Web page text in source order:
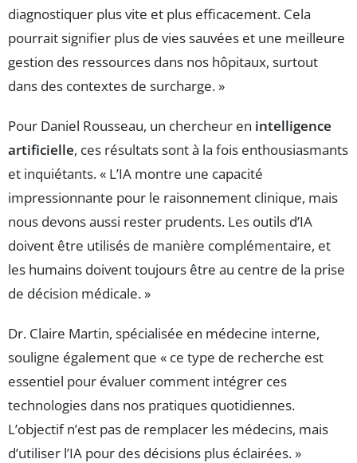
diagnostiquer plus vite et plus efficacement. Cela
pourrait signifier plus de vies sauvées et une meilleure
gestion des ressources dans nos hôpitaux, surtout
dans des contextes de surcharge. »
Pour Daniel Rousseau, un chercheur en intelligence
artificielle, ces résultats sont à la fois enthousiasmants
et inquiétants. « L’IA montre une capacité
impressionnante pour le raisonnement clinique, mais
nous devons aussi rester prudents. Les outils d’IA
doivent être utilisés de manière complémentaire, et
les humains doivent toujours être au centre de la prise
de décision médicale. »
Dr. Claire Martin, spécialisée en médecine interne,
souligne également que « ce type de recherche est
essentiel pour évaluer comment intégrer ces
technologies dans nos pratiques quotidiennes.
L’objectif n’est pas de remplacer les médecins, mais
d’utiliser l’IA pour des décisions plus éclairées. »